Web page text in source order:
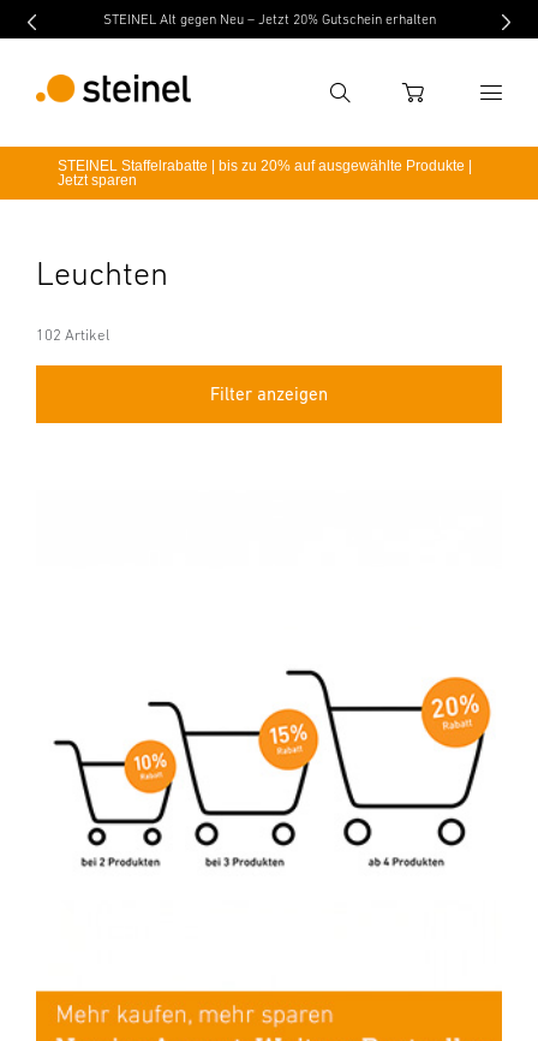
STEINEL Alt gegen Neu – Jetzt 20% Gutschein erhalten
Suche
Suchbegriff eingeben
WARENKORB
STEINEL Staffelrabatte | bis zu 20% auf ausgewählte Produkte |
Jetzt sparen
Leuchten
102 Artikel
Filter anzeigen